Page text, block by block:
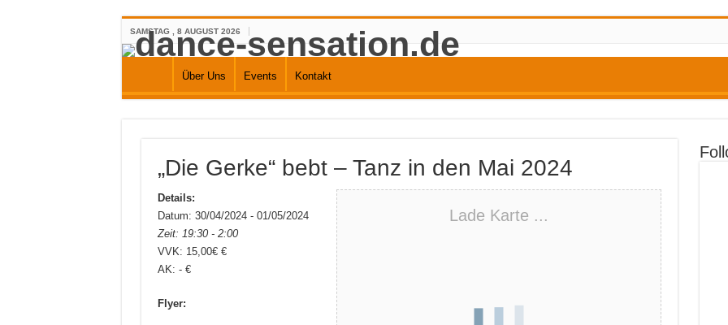
SAMSTAG , 8 AUGUST 2026
Über Uns Events Kontakt
„Die Gerke“ bebt – Tanz in den Mai 2024
Lade Karte ...
Details:
Datum: 30/04/2024 - 01/05/2024
Zeit: 19:30 - 2:00
VVK: 15,00€ €
AK: - €
Flyer: